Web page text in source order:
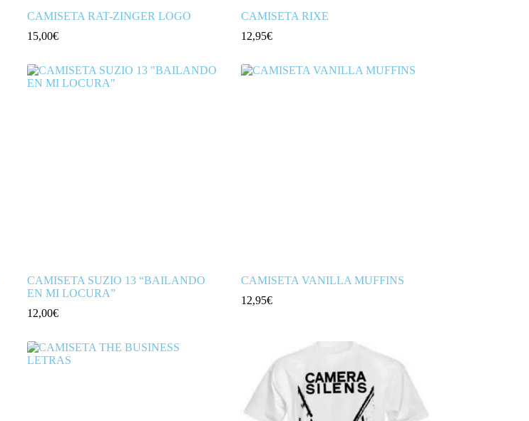
CAMISETA RAT-ZINGER LOGO
15,00€
CAMISETA RIXE
12,95€
CAMISETA SUZIO 13 “BAILANDO
EN MI LOCURA”
12,00€
CAMISETA VANILLA MUFFINS
12,95€